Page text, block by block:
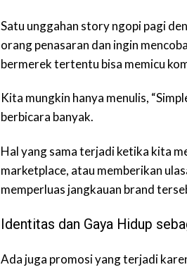
Satu unggahan story ngopi pagi
orang penasaran dan ingin
bermerek tertentu bisa memicu
Kita mungkin hanya menulis,
berbicara banyak.
Hal yang sama terjadi ketika kita
marketplace, atau memberikan
memperluas jangkauan brand
Identitas dan Gaya Hidup
Ada juga promosi yang terjadi